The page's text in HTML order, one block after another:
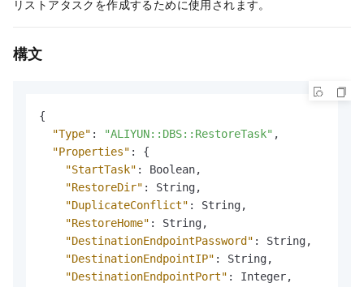
リストアタスクを作成するために使用されます。
構文
{
"Type" : "ALIYUN::DBS::RestoreTask" ,
"Properties" :
{
"StartTask" : Boolean,
"RestoreDir" : String,
"DuplicateConflict" : String,
"RestoreHome" : String,
"DestinationEndpointPassword" : String,
"DestinationEndpointIP" : String,
"DestinationEndpointPort" : Integer,